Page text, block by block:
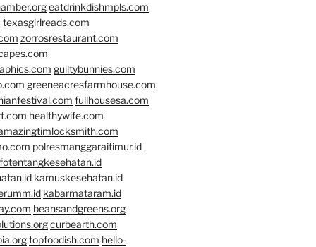
eatdrinkdishmpls.com
texasgirlreads.com
zorrosrestaurant.com
guiltybunnies.com
greeneacresfarmhouse.com
fullhousesa.com
healthywife.com
polresmanggaraitimur.id
kamuskesehatan.id
kabarmataram.id
beansandgreens.org
curbearth.com
topfoodish.com hello-